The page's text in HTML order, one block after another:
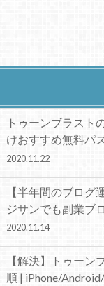
トゥーンブラスト
けおすすめ無料パ
2020.11.22
【半年間のブログ
ジサンでも副業ブ
2020.11.14
【解決】トゥーン
順 | iPhone/